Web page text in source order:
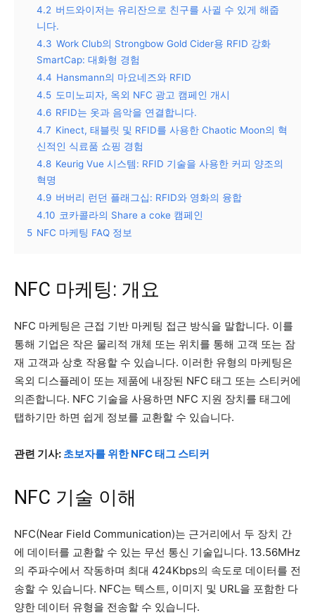
4.2 버드와이저는 유리잔으로 친구를 사귈 수 있게 해줍
니다.
4.3 Work Club의 Strongbow Gold Cider용 RFID 강화
SmartCap: 대화형 경험
4.4 Hansmann의 마요네즈와 RFID
4.5 도미노피자, 옥외 NFC 광고 캠페인 개시
4.6 RFID는 옷과 음악을 연결합니다.
4.7 Kinect, 태블릿 및 RFID를 사용한 Chaotic Moon의 혁
신적인 식료품 쇼핑 경험
4.8 Keurig Vue 시스템: RFID 기술을 사용한 커피 양조의
혁명
4.9 버버리 런던 플래그십: RFID와 영화의 융합
4.10 코카콜라의 Share a coke 캠페인
5 NFC 마케팅 FAQ 정보
NFC 마케팅: 개요
NFC 마케팅은 근접 기반 마케팅 접근 방식을 말합니다. 이를
통해 기업은 작은 물리적 개체 또는 위치를 통해 고객 또는 잠
재 고객과 상호 작용할 수 있습니다. 이러한 유형의 마케팅은
옥외 디스플레이 또는 제품에 내장된 NFC 태그 또는 스티커에
의존합니다. NFC 기술을 사용하면 NFC 지원 장치를 태그에
탭하기만 하면 쉽게 정보를 교환할 수 있습니다.
관련 기사: 초보자를 위한 NFC 태그 스티커
NFC 기술 이해
NFC(Near Field Communication)는 근거리에서 두 장치 간
에 데이터를 교환할 수 있는 무선 통신 기술입니다. 13.56MHz
의 주파수에서 작동하며 최대 424Kbps의 속도로 데이터를 전
송할 수 있습니다. NFC는 텍스트, 이미지 및 URL을 포함한 다
양한 데이터 유형을 전송할 수 있습니다.